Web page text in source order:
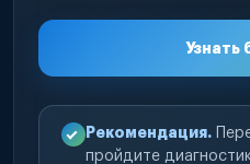
Узнать
Рекомендация.
пройдите